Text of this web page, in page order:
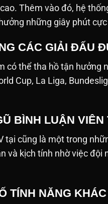
Thêm vào đó, hệ
những giây phút
CÁC GIẢI ĐẤU
có thể tha hồ tận hưởng
Cup, La Liga,
BÌNH LUẬN
tại cũng là một trong
và kịch tính nhờ việc đội
TÍNH NĂNG